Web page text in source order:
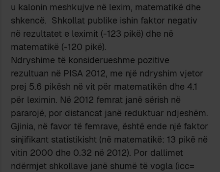
u kalonin meshkujve në lexim, matematikë dhe
shkencë. Shkollat publike ishin faktor negativ
në rezultatet e leximit (-123 pikë) dhe në
matematikë (-120 pikë).
Ndryshime të konsiderueshme pozitive
rezultuan në PISA 2012, me një ndryshim vjetor
prej 5.6 pikësh në vit për matematikën dhe 4.1
për leximin. Në 2012 femrat janë sërish në
pararojë, por distancat janë reduktuar ndjeshëm.
Gjinia, në favor të femrave, është ende një faktor
sinjifikant statistikisht (në matematikë: 13 pikë në
vitin 2000 dhe 0.32 në 2012). Por dallimet
ndërmjet shkollave janë shumë të vogla (icc=